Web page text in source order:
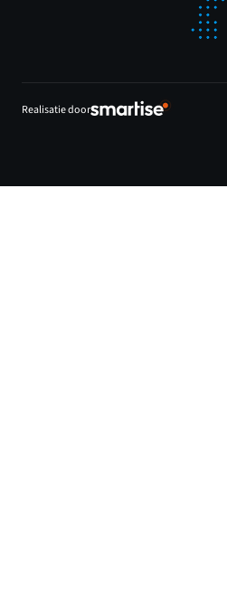
Realisatie door